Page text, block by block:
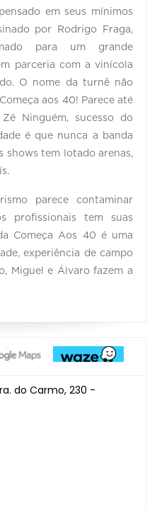
em seus mínimos
por Rodrigo Fraga,
para um grande
parceria com a vinícola
O nome da turnê não
aos 40! Parece até
Ninguém, sucesso do
é que nunca a banda
shows tem lotado arenas,
parece contaminar
profissionais tem suas
Começa Aos 40 é uma
experiência de campo
Miguel e Álvaro fazem a
do Carmo, 230 -